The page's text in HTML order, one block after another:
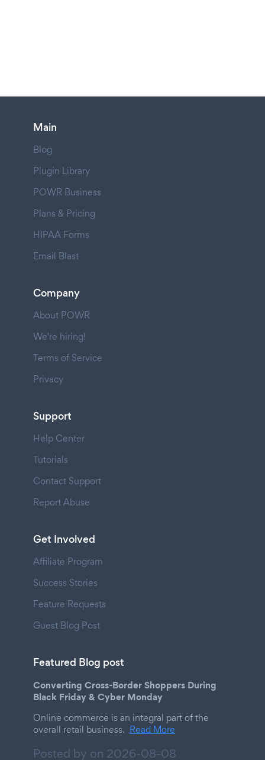
Main
Blog
Plugin Library
POWR Business
Plans & Pricing
HIPAA Forms
Email Blast
Company
About POWR
We're hiring!
Terms of Service
Privacy
Support
Help Center
Tutorials
Contact Support
Report Abuse
Get Involved
Affiliate Program
Success Stories
Feature Requests
Guest Blog Post
Featured Blog post
Converting Cross-Border Shoppers During
Black Friday & Cyber Monday
Online commerce is an integral part of the
overall retail business. Read More
Posted by on 2026-08-08